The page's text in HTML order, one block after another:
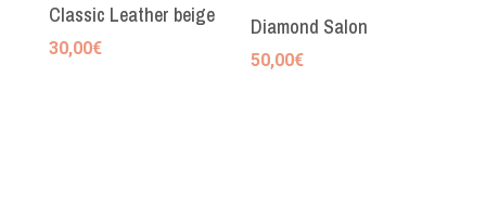
Classic Leather beige
30,00€
Diamond Salon
50,00€